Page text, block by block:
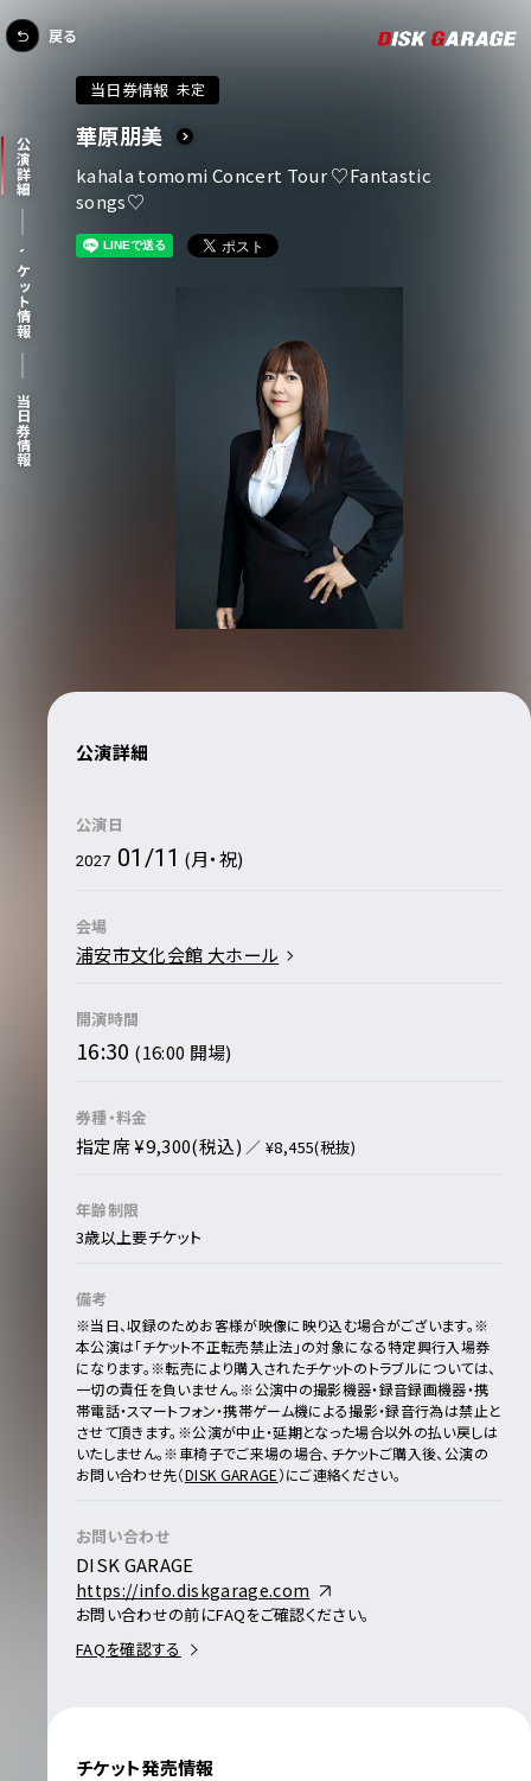
公演詳細
チケット情報
当日券情報
当日券情報 未定
華原朋美
kahala tomomi Concert Tour ♡Fantastic
songs♡
公演詳細
公演日
2027 01/11 (月・祝)
会場
浦安市文化会館 大ホール
開演時間
16:30 (16:00 開場)
券種・料金
指定席 ¥9,300(税込) ／ ¥8,455(税抜)
年齢制限
3歳以上要チケット
備考
※当⽇、収録のためお客様が映像に映り込む場合がございます。※
本公演は「チケット不正転売禁止法」の対象になる特定興行入場券
になります。※転売により購入されたチケットのトラブルについては、
一切の責任を負いません。※公演中の撮影機器・録⾳録画機器・携
帯電話・スマートフォン・携帯ゲーム機による撮影・録⾳⾏為は禁⽌と
させて頂きます。 ※公演が中止・延期となった場合以外の払い戻しは
いたしません。※⾞椅⼦でご来場の場合、チケットご購入後、公演の
お問い合わせ先（DISK GARAGE）にご連絡ください。
お問い合わせ
DISK GARAGE
https://info.diskgarage.com
お問い合わせの前にFAQをご確認ください。
FAQを確認する
チケット発売情報
戻る